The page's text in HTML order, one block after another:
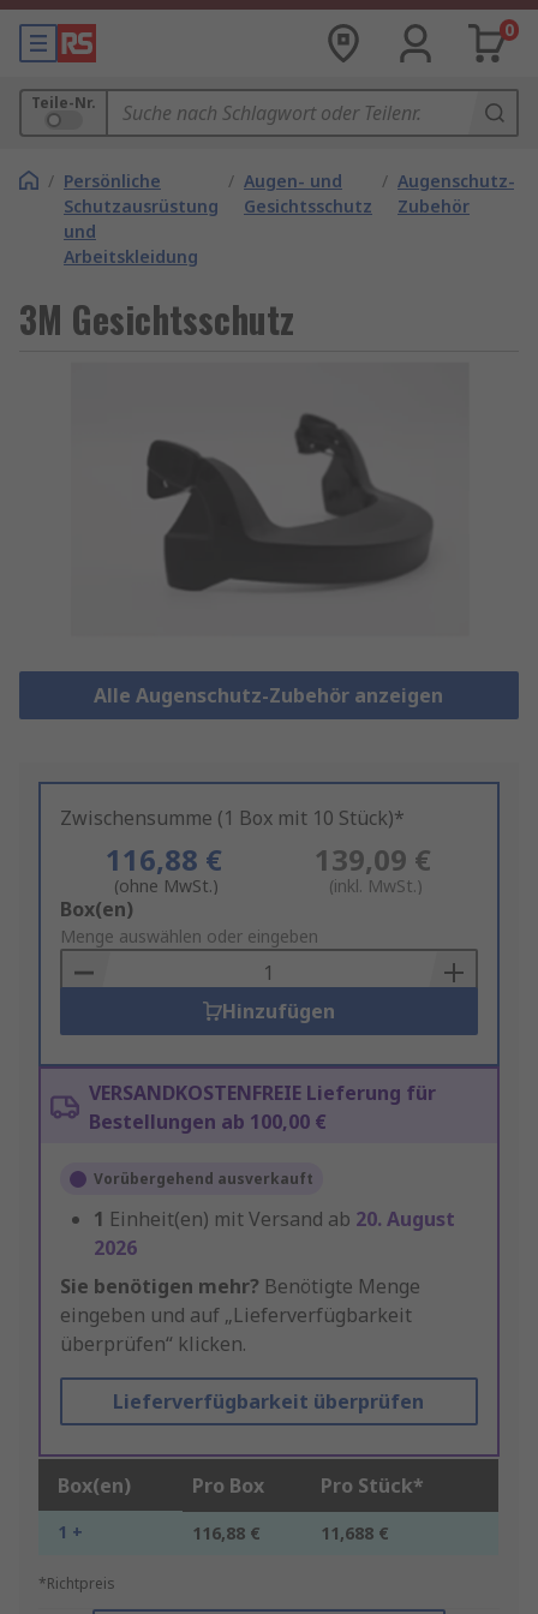
0
Teile-Nr.
/ Persönliche
Schutzausrüstung
und
Arbeitskleidung
/ Augen- und
Gesichtsschutz
/ Augenschutz-
Zubehör
3M Gesichtsschutz
Alle Augenschutz-Zubehör anzeigen
Zwischensumme (1 Box mit 10 Stück)*
116,88 €
(ohne MwSt.)
139,09 €
(inkl. MwSt.)
Add
to
Basket
Box(en)
Menge auswählen oder eingeben
Hinzufügen
VERSANDKOSTENFREIE Lieferung für
Bestellungen ab 100,00 €
Vorübergehend ausverkauft
1 Einheit(en) mit Versand ab 20. August
2026
Sie benötigen mehr? Benötigte Menge
eingeben und auf „Lieferverfügbarkeit
überprüfen“ klicken.
Lieferverfügbarkeit überprüfen
Box(en) Pro Box Pro Stück*
1 + 116,88 € 11,688 €
*Richtpreis